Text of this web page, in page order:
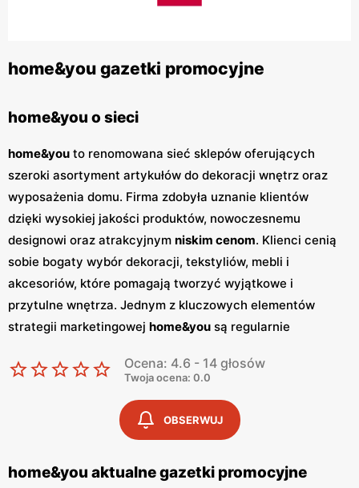
home&you gazetki promocyjne
home&you o sieci
home&you to renomowana sieć sklepów oferujących
szeroki asortyment artykułów do dekoracji wnętrz oraz
wyposażenia domu. Firma zdobyła uznanie klientów
dzięki wysokiej jakości produktów, nowoczesnemu
designowi oraz atrakcyjnym niskim cenom. Klienci cenią
sobie bogaty wybór dekoracji, tekstyliów, mebli i
akcesoriów, które pomagają tworzyć wyjątkowe i
przytulne wnętrza. Jednym z kluczowych elementów
strategii marketingowej home&you są regularnie
najnowsze kolekcje, wyprzedaże oraz specjalne oferty,
korzystać z wyjątkowych okazji cenowych. Publikacje te
są dostępne zarówno w formie papierowej w sklepach,
ofert. Produktyhome&youcharakteryzują się wysoką
Ocena: 4.6 - 14 głosów
Twoja ocena: 0.0
OBSERWUJ
home&you aktualne gazetki promocyjne